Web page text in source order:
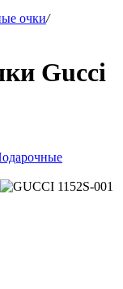
очки/
Gucci